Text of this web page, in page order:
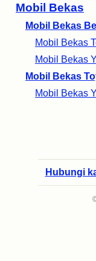
Mobil Bekas
Mobil Bekas
Mobil Bekas
Mobil Bekas
Mobil Bekas
Mobil Bekas
Hubungi